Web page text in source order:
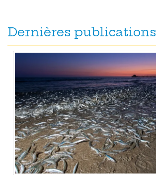
Dernières publications